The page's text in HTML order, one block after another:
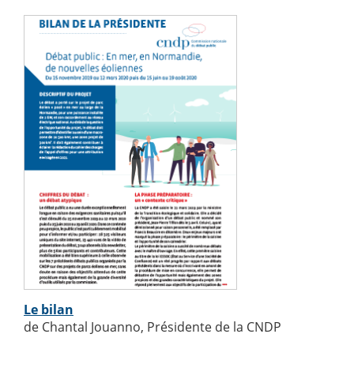
Le bilan
de Chantal Jouanno, Présidente de la CNDP